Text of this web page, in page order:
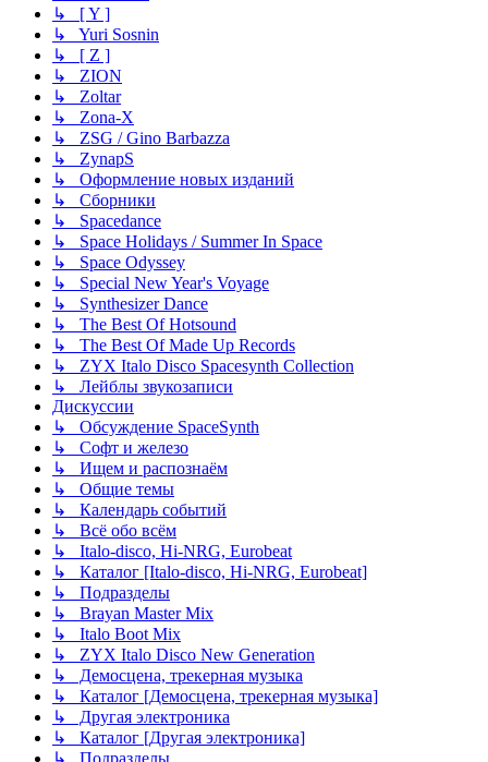
↳ [ Y ]
↳ Yuri Sosnin
↳ [ Z ]
↳ ZION
↳ Zoltar
↳ Zona-X
↳ ZSG / Gino Barbazza
↳ ZynapS
↳ Оформление новых изданий
↳ Сборники
↳ Spacedance
↳ Space Holidays / Summer In Space
↳ Space Odyssey
↳ Special New Year's Voyage
↳ Synthesizer Dance
↳ The Best Of Hotsound
↳ The Best Of Made Up Records
↳ ZYX Italo Disco Spacesynth Collection
↳ Лейблы звукозаписи
Дискуссии
↳ Обсуждение SpaceSynth
↳ Софт и железо
↳ Ищем и распознаём
↳ Общие темы
↳ Календарь событий
↳ Всё обо всём
↳ Italo-disco, Hi-NRG, Eurobeat
↳ Каталог [Italo-disco, Hi-NRG, Eurobeat]
↳ Подразделы
↳ Brayan Master Mix
↳ Italo Boot Mix
↳ ZYX Italo Disco New Generation
↳ Демосцена, трекерная музыка
↳ Каталог [Демосцена, трекерная музыка]
↳ Другая электроника
↳ Каталог [Другая электроника]
↳ Подразделы